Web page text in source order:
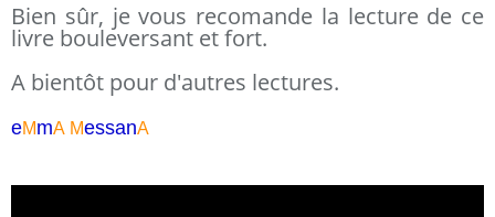
Bien sûr, je vous recomande la lecture de ce
livre bouleversant et fort.
A bientôt pour d'autres lectures.
eMmA MessanA